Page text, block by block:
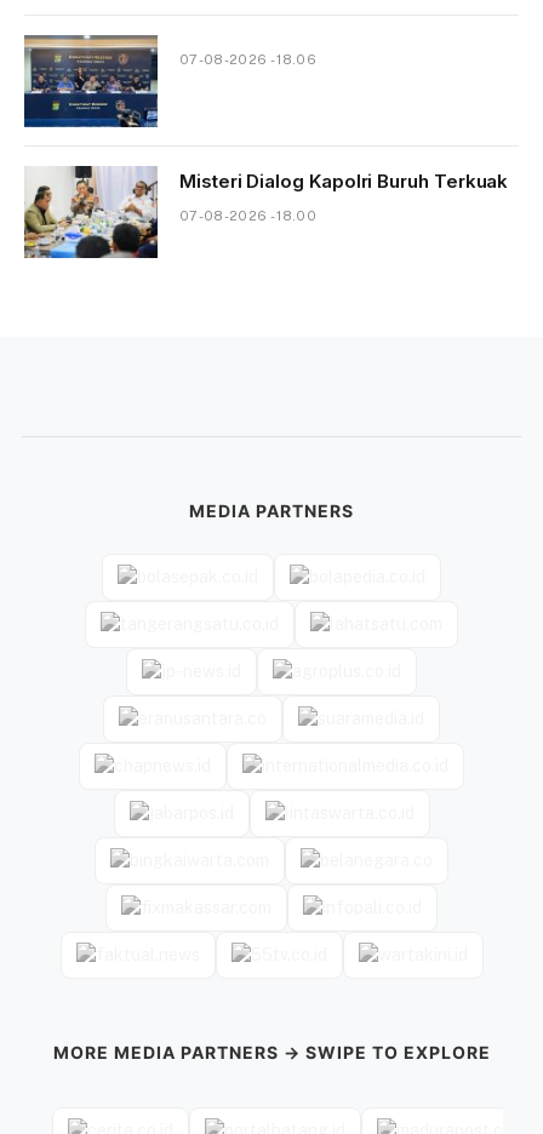
07-08-2026 - 18.06
Misteri Dialog Kapolri Buruh Terkuak
07-08-2026 - 18.00
MEDIA PARTNERS
MORE MEDIA PARTNERS → SWIPE TO EXPLORE